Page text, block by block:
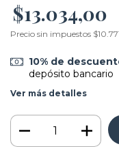
$13.034,00
Precio sin impuestos
10% de
depósito bancario
Ver más detalles